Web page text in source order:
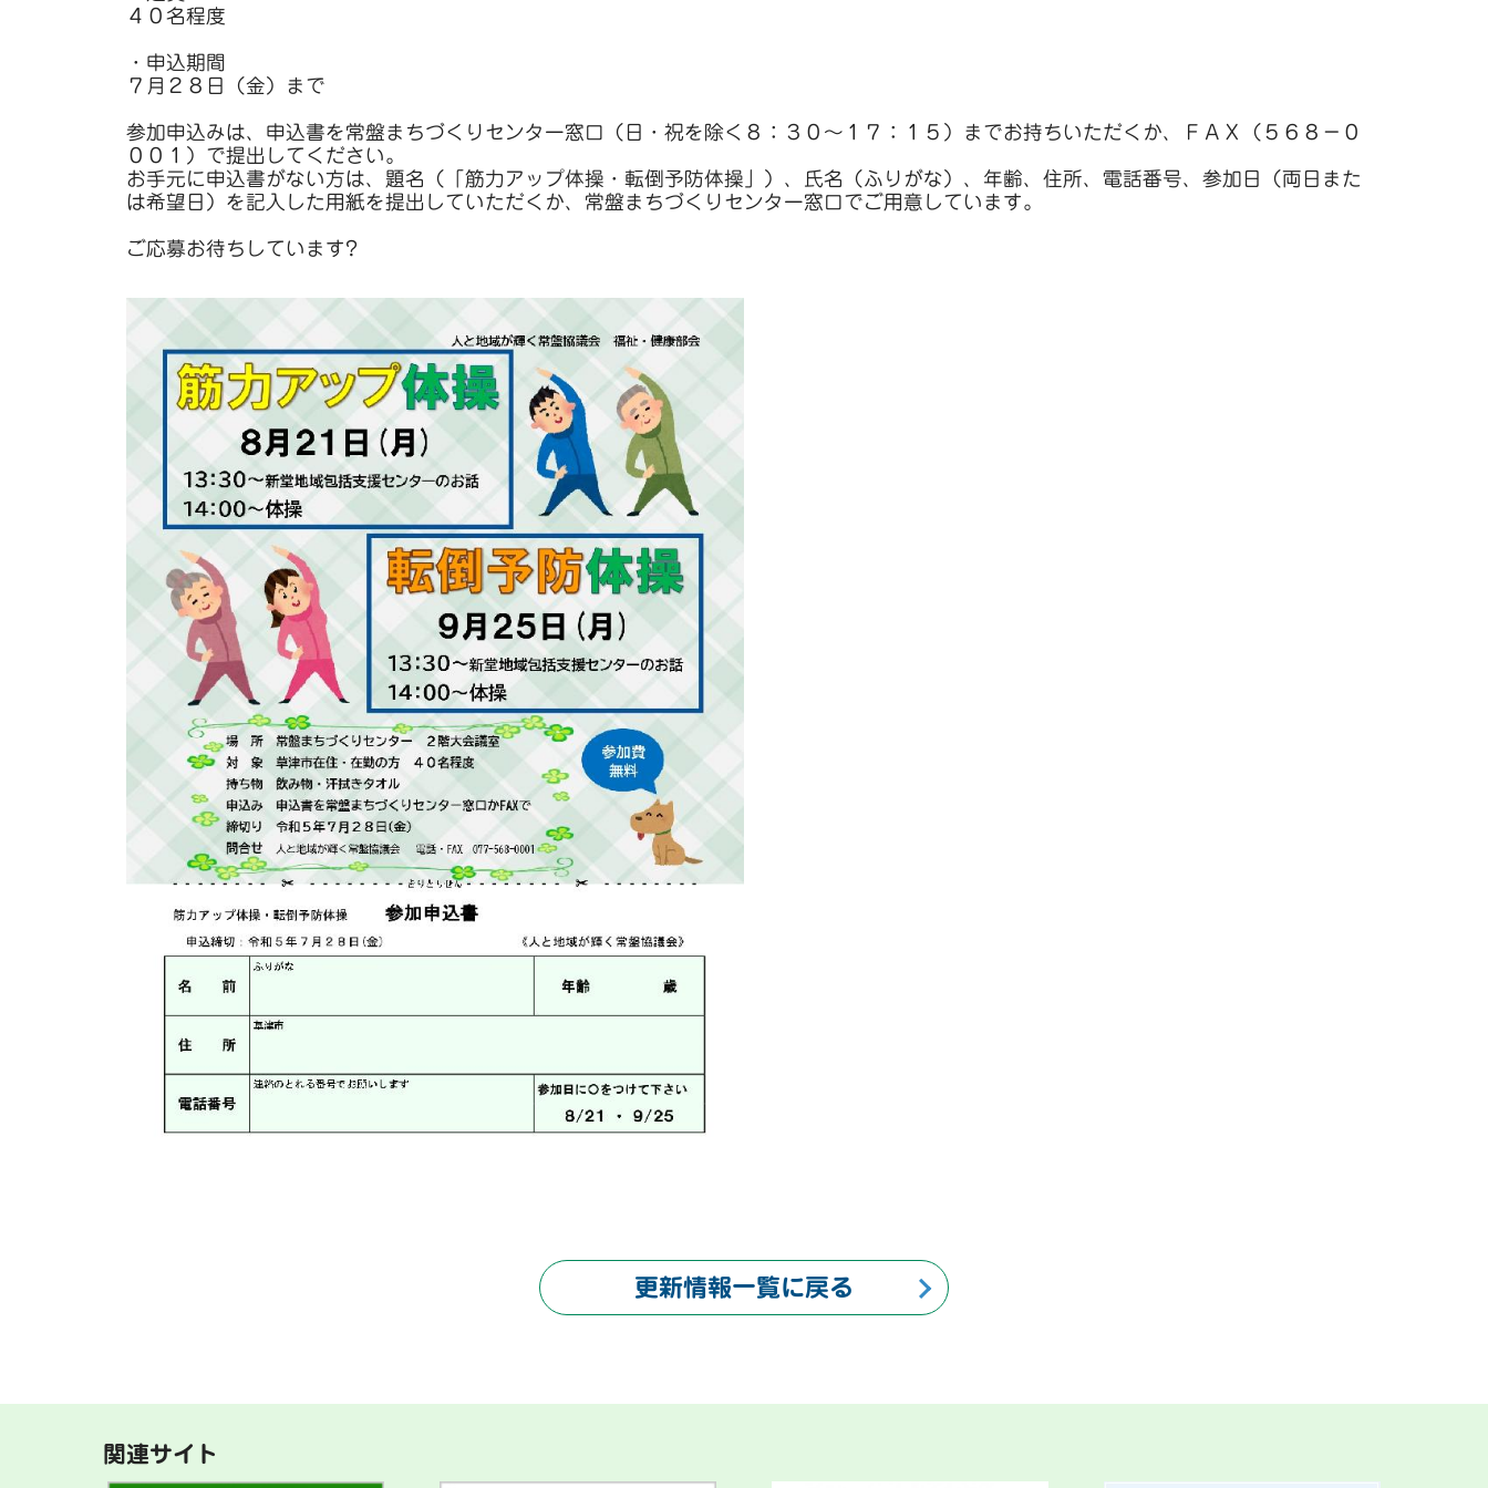
４０名程度
・申込期間
７月２８日（金）まで
参加申込みは、申込書を常盤まちづくりセンター窓口（日・祝を除く８：３０～１７：１５）までお持ちいただくか、ＦＡＸ（５６８－０
００１）で提出してください。
お手元に申込書がない方は、題名（「筋力アップ体操・転倒予防体操」）、氏名（ふりがな）、年齢、住所、電話番号、参加日（両日また
は希望日）を記入した用紙を提出していただくか、常盤まちづくりセンター窓口でご用意しています。
ご応募お待ちしています?
更新情報一覧に戻る
関連サイト